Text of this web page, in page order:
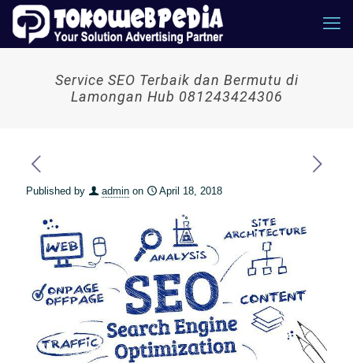
Service SEO Terbaik dan Bermutu di
Lamongan Hub 081243424306
Published by admin on April 18, 2018